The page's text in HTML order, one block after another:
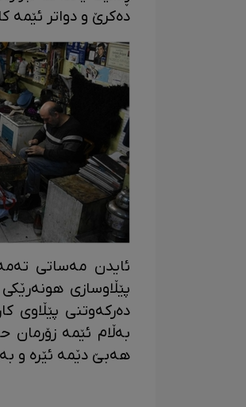
دەکرێ و دواتر ئێمە
پێڵاوسازی
دەرکەوتنی پێڵاوی
بەڵام ئێمە زۆرمان
هەبێ دێمە ئێرە و